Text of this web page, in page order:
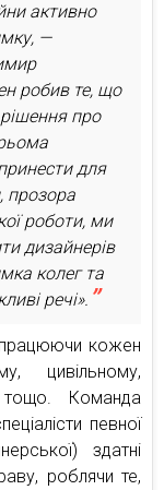
активно
—
робив те, що
про
для
прозора
роботи, ми
дизайнерів
колег та
речі».
працюючи кожен
цивільному,
тощо. Команда
певної
здатні
роблячи те,